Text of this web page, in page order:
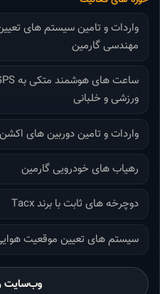
مهندسی گارمین
ورزشی و خلبانی
واردات و تامین دوربین های اکشن
رهیاب های خودرویی گارمین
دوچرخه های ثابت با برند Tacx
سیستم های تعیین موقعیت
وب‌سایت